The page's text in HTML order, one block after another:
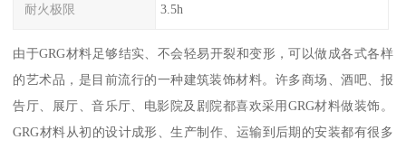
耐火极限 3.5h
由于GRG材料足够结实、不会轻易开裂和变形，可以做成各式各样
的艺术品，是目前流行的一种建筑装饰材料。许多商场、酒吧、报
告厅、展厅、音乐厅、电影院及剧院都喜欢采用GRG材料做装饰。
GRG材料从初的设计成形、生产制作、运输到后期的安装都有很多